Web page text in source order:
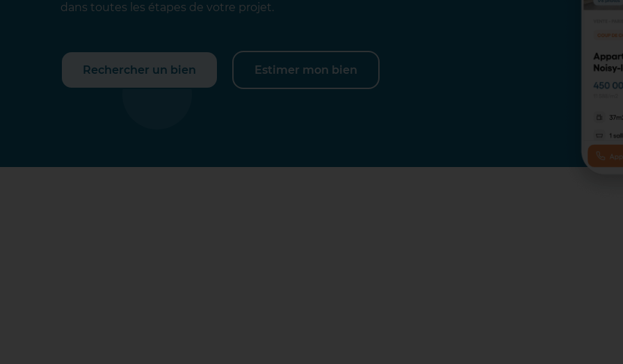
dans toutes les étapes de votre projet.
Rechercher un bien Estimer mon bien